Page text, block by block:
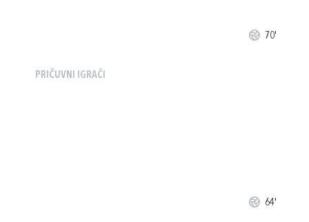
70'
PRIČUVNI IGRAČI
64'